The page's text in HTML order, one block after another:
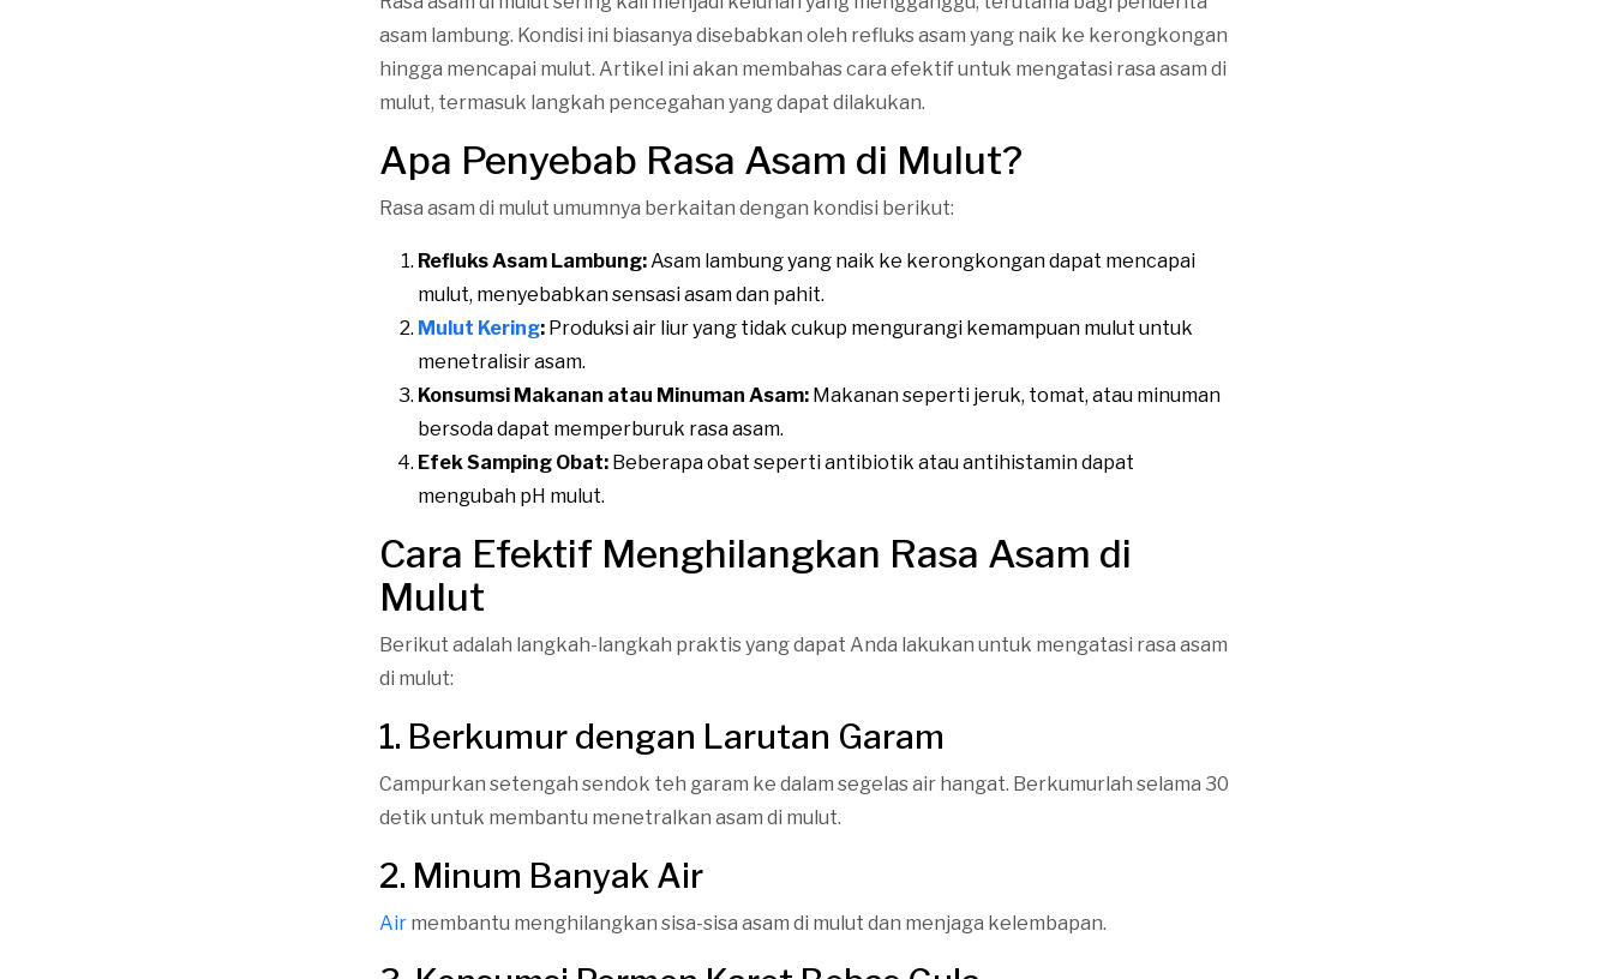
asam lambung. Kondisi ini biasanya disebabkan oleh refluks asam yang naik ke kerongkongan
hingga mencapai mulut. Artikel ini akan membahas cara efektif untuk mengatasi rasa asam di
mulut, termasuk langkah pencegahan yang dapat dilakukan.
Apa Penyebab Rasa Asam di Mulut?
Rasa asam di mulut umumnya berkaitan dengan kondisi berikut:
Refluks Asam Lambung:Asam lambung yang naik ke kerongkongan dapat mencapai
mulut, menyebabkan sensasi asam dan pahit.
Mulut Kering: Produksi air liur yang tidak cukup mengurangi kemampuan mulut untuk
menetralisir asam.
Konsumsi Makanan atau Minuman Asam: Makanan seperti jeruk, tomat, atau minuman
bersoda dapat memperburuk rasa asam.
Efek Samping Obat: Beberapa obat seperti antibiotik atau antihistamin dapat
mengubah pH mulut.
Cara Efektif Menghilangkan Rasa Asam di
Mulut
Berikut adalah langkah-langkah praktis yang dapat Anda lakukan untuk mengatasi rasa asam
di mulut:
1. Berkumur dengan Larutan Garam
Campurkan setengah sendok teh garam ke dalam segelas air hangat. Berkumurlah selama 30
detik untuk membantu menetralkan asam di mulut.
2. Minum Banyak Air
Air membantu menghilangkan sisa-sisa asam di mulut dan menjaga kelembapan.